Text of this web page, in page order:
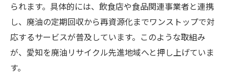
られます。具体的には、飲食店や食品関連事業者と連携
し、廃油の定期回収から再資源化までワンストップで対
応するサービスが普及しています。このような取組み
が、愛知を廃油リサイクル先進地域へと押し上げていま
す。